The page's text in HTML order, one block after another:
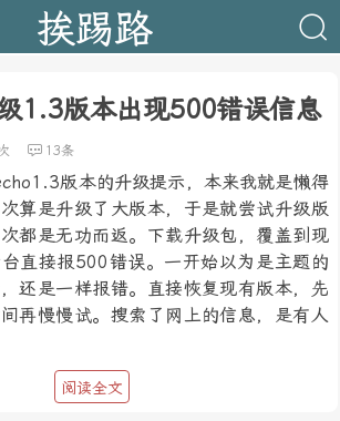
挨踢路
1.3版本出现500错误信息
13条
版本的升级提示，本来我就是懒得
算是升级了大版本，于是就尝试升级版
都是无功而返。下载升级包，覆盖到现
直接报500错误。一开始以为是主题的
还是一样报错。直接恢复现有版本，先
再慢慢试。搜索了网上的信息，是有人
阅读全文